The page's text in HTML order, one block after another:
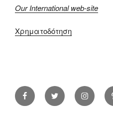
Our International web-site
Χρηματοδότηση
FacebookTwitter